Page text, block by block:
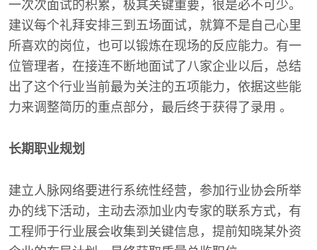
一次次面试的积累，极其关键重要，很是必不可少。
建议每个礼拜安排三到五场面试，就算不是自己心里
所喜欢的岗位，也可以锻炼在现场的反应能力。有一
位管理者，在接连不断地面试了八家企业以后，总结
出了这个行业当前最为关注的五项能力，依据这些能
力来调整简历的重点部分，最后终于获得了录用 。
长期职业规划
建立人脉网络要进行系统性经营，参加行业协会所举
办的线下活动，主动去添加业内专家的联系方式，有
工程师于行业展会收集到关键信息，提前知晓某外资